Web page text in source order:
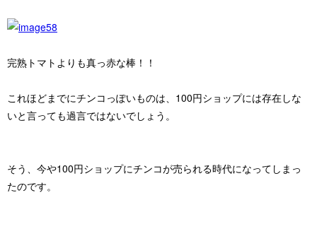
完熟トマトよりも真っ赤な棒！！
これほどまでにチンコっぽいものは、100円ショップには存在しな
いと言っても過言ではないでしょう。
そう、今や100円ショップにチンコが売られる時代になってしまっ
たのです。